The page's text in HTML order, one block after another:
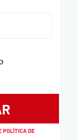
POLÍTICA DE